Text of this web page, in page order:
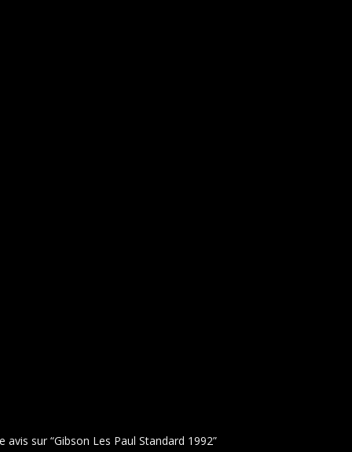
sur “Gibson Les Paul Standard 1992”